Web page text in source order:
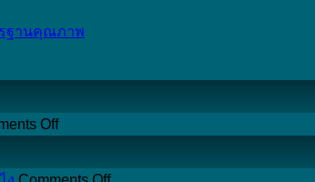
รฐานคุณภาพ
Offon
ทำไม
on